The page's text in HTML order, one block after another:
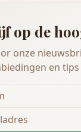
op de
onze
en